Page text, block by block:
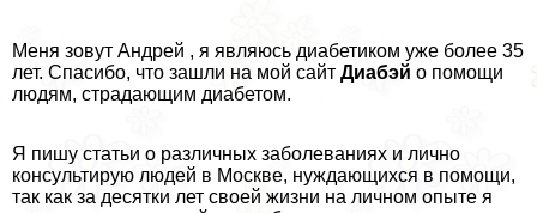
Меня зовут Андрей , я являюсь диабетиком уже более 35
лет. Спасибо, что зашли на мой сайт Диабэй о помощи
людям, страдающим диабетом.
Я пишу статьи о различных заболеваниях и лично
консультирую людей в Москве, нуждающихся в помощи,
так как за десятки лет своей жизни на личном опыте я